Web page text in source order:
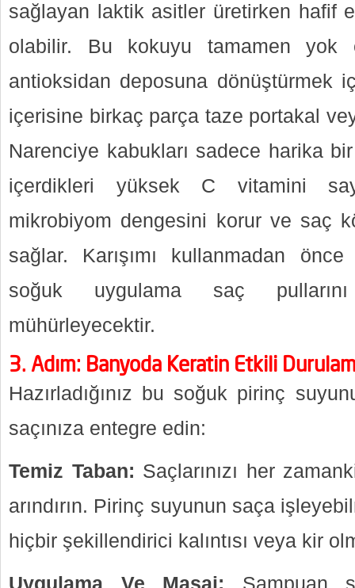
sağlayan laktik asitler üretirken hafif
olabilir. Bu kokuyu tamamen
antioksidan deposuna dönüştürmek
içerisine birkaç parça taze portakal
Narenciye kabukları sadece harika
içerdikleri yüksek C vitamini
mikrobiyom dengesini korur ve saç
sağlar. Karışımı kullanmadan
soğuk uygulama saç
mühürleyecektir.
3. Adım: Banyoda Keratin Etkili
Hazırladığınız bu soğuk pirinç
saçınıza entegre edin:
Temiz Taban: Saçlarınızı her
arındırın. Pirinç suyunun saça
hiçbir şekillendirici kalıntısı veya kir
Uygulama Ve Masaj: Şampuan